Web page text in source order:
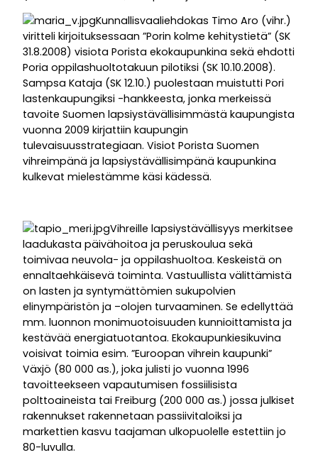
Kunnallisvaaliehdokas Timo Aro (vihr.)
viritteli kirjoituksessaan ”Porin kolme kehitystietä” (SK
31.8.2008) visiota Porista ekokaupunkina sekä ehdotti
Poria oppilashuoltotakuun pilotiksi (SK 10.10.2008).
Sampsa Kataja (SK 12.10.) puolestaan muistutti Pori
lastenkaupungiksi -hankkeesta, jonka merkeissä
tavoite Suomen lapsiystävällisimmästä kaupungista
vuonna 2009 kirjattiin kaupungin
tulevaisuusstrategiaan. Visiot Porista Suomen
vihreimpänä ja lapsiystävällisimpänä kaupunkina
kulkevat mielestämme käsi kädessä.
Vihreille lapsiystävällisyys merkitsee
laadukasta päivähoitoa ja peruskoulua sekä
toimivaa neuvola- ja oppilashuoltoa. Keskeistä on
ennaltaehkäisevä toiminta. Vastuullista välittämistä
on lasten ja syntymättömien sukupolvien
elinympäristön ja –olojen turvaaminen. Se edellyttää
mm. luonnon monimuotoisuuden kunnioittamista ja
kestävää energiatuotantoa. Ekokaupunkiesikuvina
voisivat toimia esim. ”Euroopan vihrein kaupunki”
Växjö (80 000 as.), joka julisti jo vuonna 1996
tavoitteekseen vapautumisen fossiilisista
polttoaineista tai Freiburg (200 000 as.) jossa julkiset
rakennukset rakennetaan passiivitaloiksi ja
markettien kasvu taajaman ulkopuolelle estettiin jo
80-luvulla.